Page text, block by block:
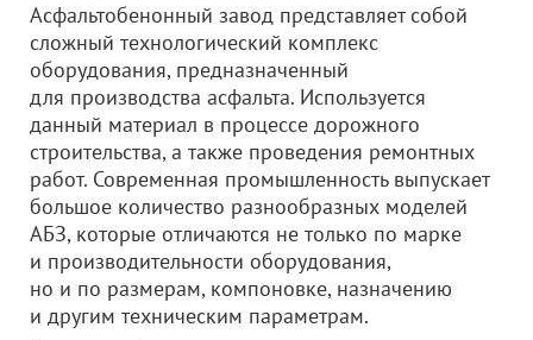
Асфальтобенонный завод представляет собой
сложный технологический комплекс
оборудования, предназначенный
для производства асфальта. Используется
данный материал в процессе дорожного
строительства, а также проведения ремонтных
работ. Современная промышленность выпускает
большое количество разнообразных моделей
АБЗ, которые отличаются не только по марке
и производительности оборудования,
но и по размерам, компоновке, назначению
и другим техническим параметрам.